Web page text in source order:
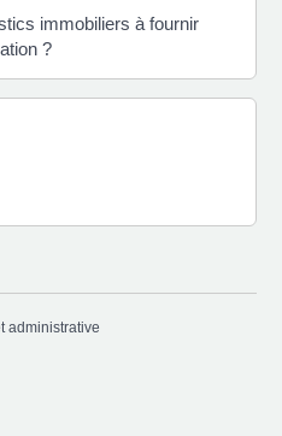
immobiliers à fournir
?
administrative